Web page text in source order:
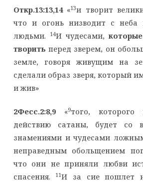
Откр.13:13,14«13и творит
что и огонь низводит с неба
людьми.
14И чудесами,
творить перед зверем, он
земле, говоря живущим на
сделали образ зверя, который
и жив»
2Фесс.2:8,9«9того, которого
действию сатаны, будет со
знамениями и чудесами
неправедным обольщением
что они не приняли любви
спасения.
11И за сие пошлет